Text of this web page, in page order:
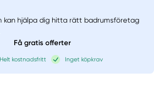
kan hjälpa dig hitta rätt badrumsföretag
Få gratis offerter
Helt kostnadsfritt Inget köpkrav